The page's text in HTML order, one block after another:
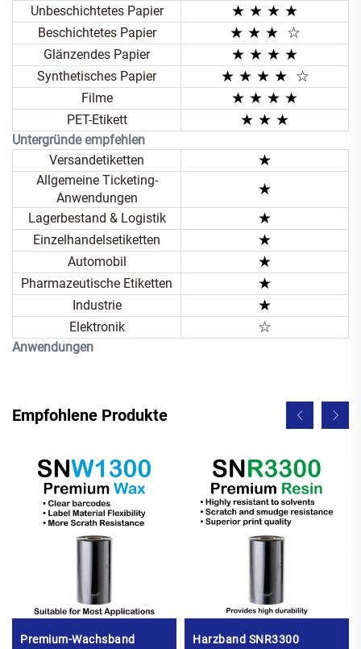
Untergründe empfehlen
Unbeschichtetes Papier ★ ★ ★ ★
Beschichtetes Papier ★ ★ ★ ☆
Glänzendes Papier ★ ★ ★ ★
Synthetisches Papier ★ ★ ★ ★ ☆
Filme ★ ★ ★ ★
PET-Etikett ★ ★ ★
Anwendungen
Versandetiketten ★
Allgemeine Ticketing-
Anwendungen
★
Lagerbestand & Logistik ★
Einzelhandelsetiketten ★
Automobil ★
Pharmazeutische Etiketten ★
Industrie ★
Elektronik ☆
Empfohlene Produkte
Premium-Wachsband
Harzband SNR3300